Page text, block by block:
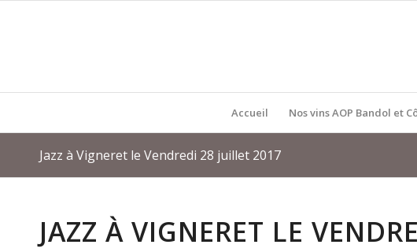
Accueil Nos vins AOP Bandol et
Jazz à Vigneret le Vendredi 28 juillet 2017
JAZZ À VIGNERET LE